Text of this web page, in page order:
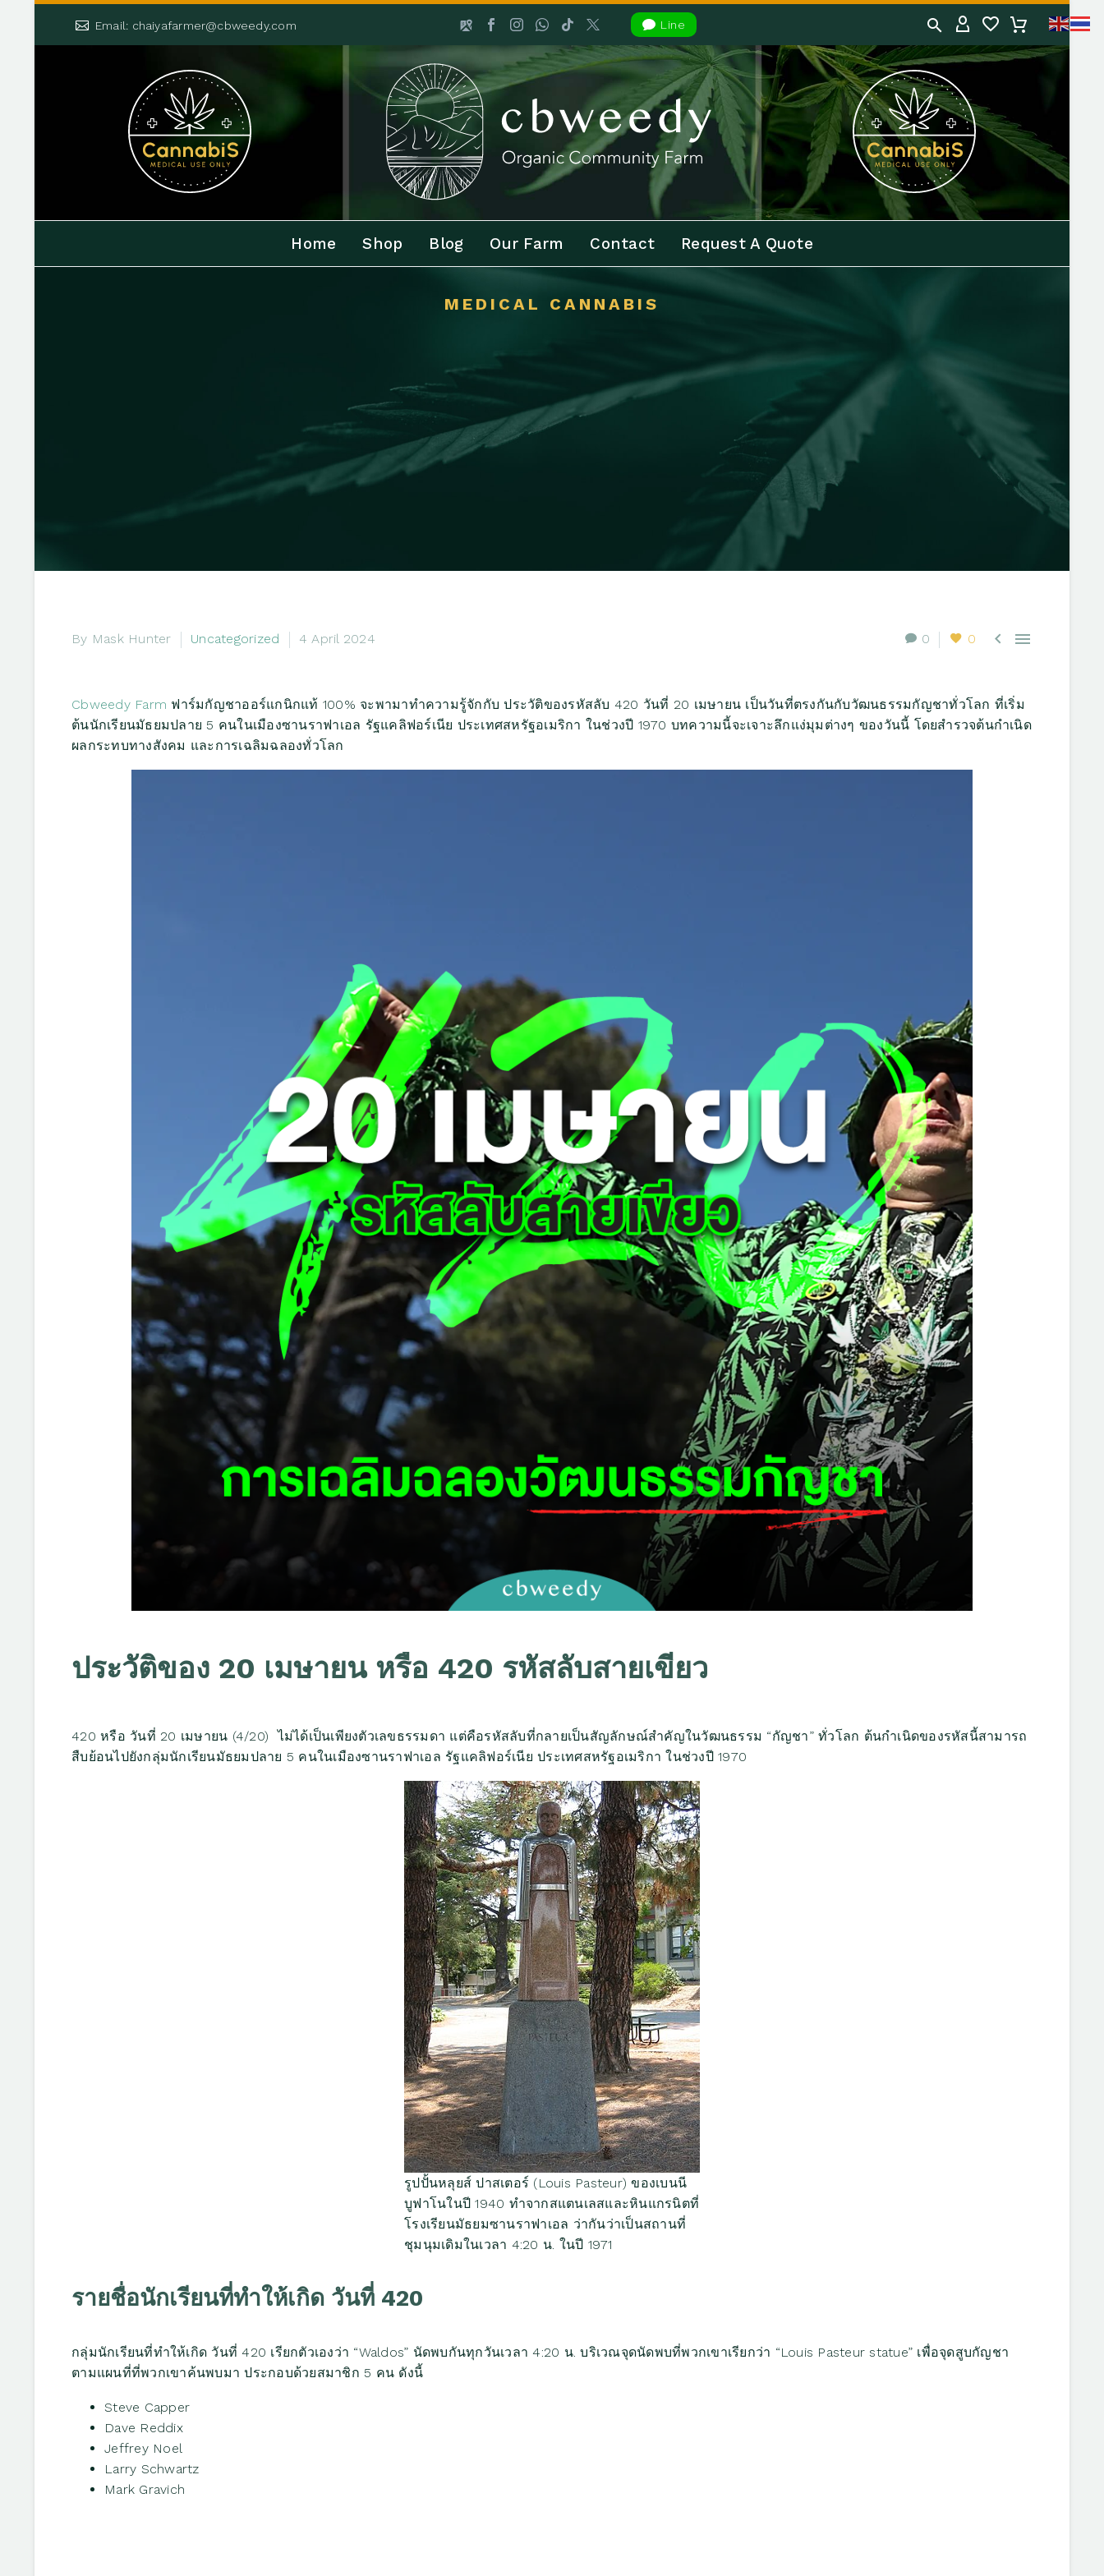

 Email: chaiyafarmer@cbweedy.com  Line
Home Shop Blog Our Farm Contact Request A Quote
MEDICAL CANNABIS
0 0  
By Mask Hunter Uncategorized 4 April 2024
Cbweedy Farm ฟาร์มกัญชาออร์แกนิกแท้ 100% จะพามาทำความรู้จักกับ ประวัติของรหัสลับ 420 วันที่ 20 เมษายน เป็นวันที่ตรงกันกับวัฒนธรรมกัญชาทั่วโลก ที่เริ่ม
ต้นนักเรียนมัธยมปลาย 5 คนในเมืองซานราฟาเอล รัฐแคลิฟอร์เนีย ประเทศสหรัฐอเมริกา ในช่วงปี 1970 บทความนี้จะเจาะลึกแง่มุมต่างๆ ของวันนี้ โดยสำรวจต้นกำเนิด
ผลกระทบทางสังคม และการเฉลิมฉลองทั่วโลก
ประวัติของ 20 เมษายน หรือ 420 รหัสลับสายเขียว
420 หรือ วันที่ 20 เมษายน (4/20) ไม่ได้เป็นเพียงตัวเลขธรรมดา แต่คือรหัสลับที่กลายเป็นสัญลักษณ์สำคัญในวัฒนธรรม “กัญชา” ทั่วโลก ต้นกำเนิดของรหัสนี้สามารถ
สืบย้อนไปยังกลุ่มนักเรียนมัธยมปลาย 5 คนในเมืองซานราฟาเอล รัฐแคลิฟอร์เนีย ประเทศสหรัฐอเมริกา ในช่วงปี 1970
รูปปั้นหลุยส์ ปาสเตอร์ (Louis Pasteur) ของเบนนี
บูฟาโนในปี 1940 ทำจากสแตนเลสและหินแกรนิตที่
โรงเรียนมัธยมซานราฟาเอล ว่ากันว่าเป็นสถานที่
ชุมนุมเดิมในเวลา 4:20 น. ในปี 1971
รายชื่อนักเรียนที่ทำให้เกิด วันที่ 420
กลุ่มนักเรียนที่ทำให้เกิด วันที่ 420 เรียกตัวเองว่า “Waldos” นัดพบกันทุกวันเวลา 4:20 น. บริเวณจุดนัดพบที่พวกเขาเรียกว่า “Louis Pasteur statue” เพื่อจุดสูบกัญชา
ตามแผนที่ที่พวกเขาค้นพบมา ประกอบด้วยสมาชิก 5 คน ดังนี้
Steve Capper
Dave Reddix
Jeffrey Noel
Larry Schwartz
Mark Gravich